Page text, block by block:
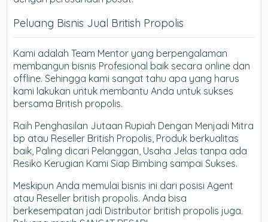
Peluang Bisnis Jual British Propolis
Kami adalah Team Mentor yang berpengalaman
membangun bisnis Profesional baik secara online dan
offline. Sehingga kami sangat tahu apa yang harus
kami lakukan untuk membantu Anda untuk sukses
bersama British propolis.
Raih Penghasilan Jutaan Rupiah Dengan Menjadi Mitra
bp atau Reseller British Propolis, Produk berkualitas
baik, Paling dicari Pelanggan, Usaha Jelas tanpa ada
Resiko Kerugian Kami Siap Bimbing sampai Sukses.
Meskipun Anda memulai bisnis ini dari posisi Agent
atau Reseller british propolis. Anda bisa
berkesempatan jadi Distributor british propolis juga.